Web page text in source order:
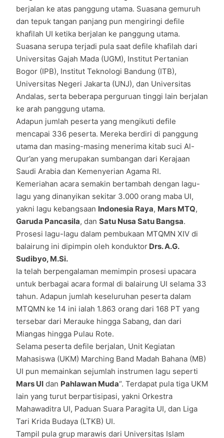
berjalan ke atas panggung utama. Suasana gemuruh
dan tepuk tangan panjang pun mengiringi defile
khafilah UI ketika berjalan ke panggung utama.
Suasana serupa terjadi pula saat defile khafilah dari
Universitas Gajah Mada (UGM), Institut Pertanian
Bogor (IPB), Institut Teknologi Bandung (ITB),
Universitas Negeri Jakarta (UNJ), dan Universitas
Andalas, serta beberapa perguruan tinggi lain berjalan
ke arah panggung utama.
Adapun jumlah peserta yang mengikuti defile
mencapai 336 peserta. Mereka berdiri di panggung
utama dan masing-masing menerima kitab suci Al-
Qur’an yang merupakan sumbangan dari Kerajaan
Saudi Arabia dan Kemenyerian Agama RI.
Kemeriahan acara semakin bertambah dengan lagu-
lagu yang dinanyikan sekitar 3.000 orang maba UI,
yakni lagu kebangsaan Indonesia Raya, Mars MTQ,
Garuda Pancasila, dan Satu Nusa Satu Bangsa.
Prosesi lagu-lagu dalam pembukaan MTQMN XIV di
balairung ini dipimpin oleh konduktor Drs. A.G.
Sudibyo, M.Si.
Ia telah berpengalaman memimpin prosesi upacara
untuk berbagai acara formal di balairung UI selama 33
tahun. Adapun jumlah keseluruhan peserta dalam
MTQMN ke 14 ini ialah 1.863 orang dari 168 PT yang
tersebar dari Merauke hingga Sabang, dan dari
Miangas hingga Pulau Rote.
Selama peserta defile berjalan, Unit Kegiatan
Mahasiswa (UKM) Marching Band Madah Bahana (MB)
UI pun memainkan sejumlah instrumen lagu seperti
Mars UI dan Pahlawan Muda“. Terdapat pula tiga UKM
lain yang turut berpartisipasi, yakni Orkestra
Mahawaditra UI, Paduan Suara Paragita UI, dan Liga
Tari Krida Budaya (LTKB) UI.
Tampil pula grup marawis dari Universitas Islam